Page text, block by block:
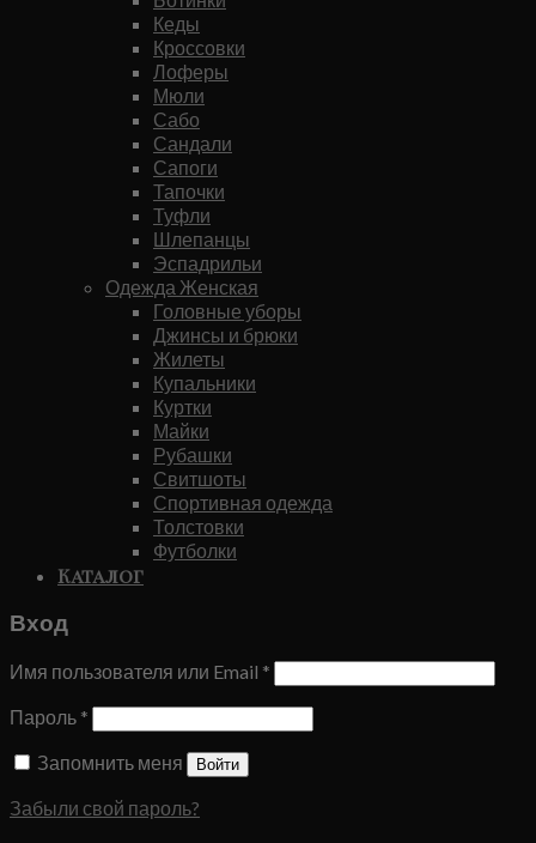
Кеды
Кроссовки
Лоферы
Мюли
Сабо
Сандали
Сапоги
Тапочки
Туфли
Шлепанцы
Эспадрильи
Одежда Женская
Головные уборы
Джинсы и брюки
Жилеты
Купальники
Куртки
Майки
Рубашки
Свитшоты
Спортивная одежда
Толстовки
Футболки
Каталог
Вход
Имя пользователя или Email *
Пароль *
Запомнить меня
Войти
Забыли свой пароль?